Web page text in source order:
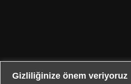
Gizliliğinize önem veriyoruz